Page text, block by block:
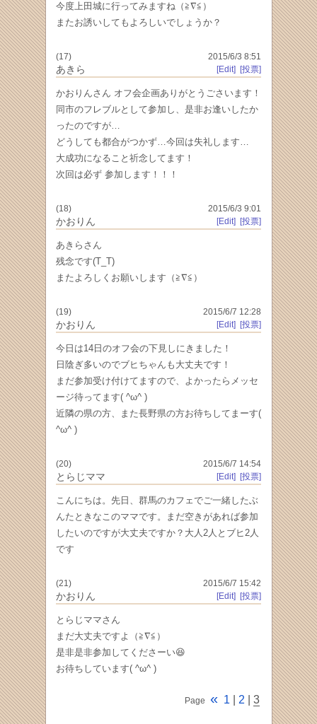
今度上田城に行ってみますね（≧∇≦）
またお誘いしてもよろしいでしょうか？
(17)
あきら
2015/6/3 8:51
[Edit]
[投票]
かおりんさん オフ会企画ありがとうごさいます！
同市のフレブルとして参加し、是非お逢いしたか
ったのですが…
どうしても都合がつかず…今回は失礼します…
大成功になること祈念してます！
次回は必ず 参加します！！！
(18)
かおりん
2015/6/3 9:01
[Edit]
[投票]
あきらさん
残念です(T_T)
またよろしくお願いします（≧∇≦）
(19)
かおりん
2015/6/7 12:28
[Edit]
[投票]
今日は14日のオフ会の下見しにきました！
日陰ぎ多いのでブヒちゃんも大丈夫です！
まだ参加受け付けてますので、よかったらメッセ
ージ待ってます( ^ω^ )
近隣の県の方、また長野県の方お待ちしてまーす(
^ω^ )
(20)
とらじママ
2015/6/7 14:54
[Edit]
[投票]
こんにちは。先日、群馬のカフェでご一緒したぶ
んたときなこのママです。まだ空きがあれば参加
したいのですが大丈夫ですか？大人2人とブヒ2人
です
(21)
かおりん
2015/6/7 15:42
[Edit]
[投票]
とらじママさん
まだ大丈夫ですよ（≧∇≦）
是非是非参加してくださーい😆
お待ちしています( ^ω^ )
Page « 1 2 3